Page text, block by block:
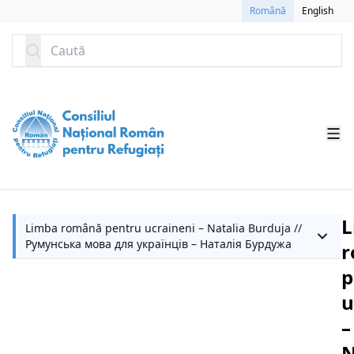
Română English
Caută
Limba română pentru ucraineni – Natalia Burduja //
Румунська мова для українців – Наталія Бурдужа
–